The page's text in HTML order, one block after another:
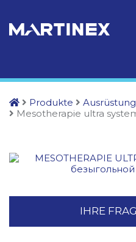
Produkte Ausrüstung
Mesotherapie ultra
IHRE